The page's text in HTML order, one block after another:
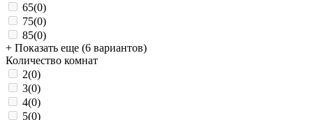
65(0)
75(0)
85(0)
+ Показать еще (6 вариантов)
Количество комнат
2(0)
3(0)
4(0)
5(0)